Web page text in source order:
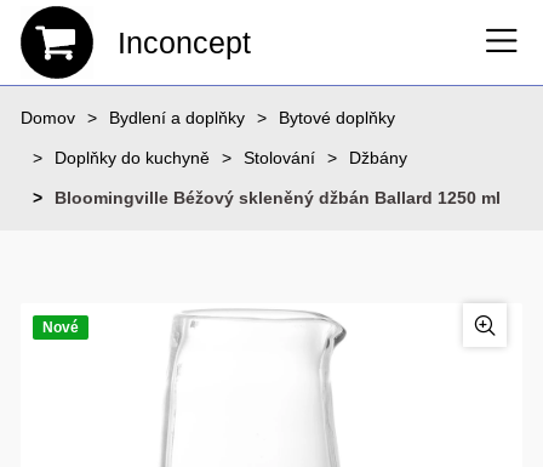
Inconcept
Domov Bydlení a doplňky Bytové doplňky
Doplňky do kuchyně Stolování Džbány
Bloomingville Béžový skleněný džbán Ballard 1250 ml
Nové